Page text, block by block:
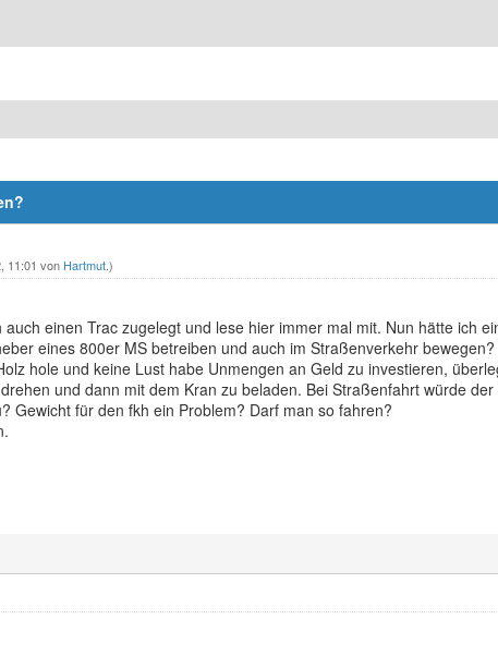
11:01 von Hartmut.)
einen Trac zugelegt und lese hier immer mal mit. Nun hätte ich
eines 800er MS betreiben und auch im Straßenverkehr
hole und keine Lust habe Unmengen an Geld zu investieren,
und dann mit dem Kran zu beladen. Bei Straßenfahrt würde
Gewicht für den fkh ein Problem? Darf man so fahren?